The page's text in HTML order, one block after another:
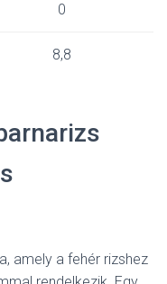
0
8,8
amely a fehér rizshez